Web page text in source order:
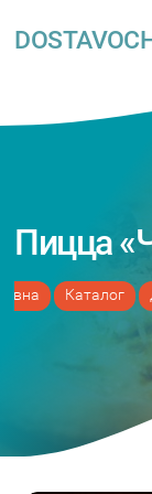
Пицца
Каталог